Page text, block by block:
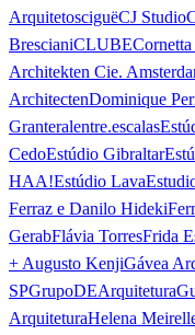
ArquitetosciguëCJ Studio
BrescianiCLUBE
Architekten Cie.
ArchitectenDominique
Granteralentre.escalas
CedoEstúdio Gibraltar
HAA!Estúdio Lava
Ferraz e Danilo Hideki
GerabFlávia TorresFrida
+ Augusto KenjiGávea
SPGrupoDEArquitetura
ArquiteturaHelena